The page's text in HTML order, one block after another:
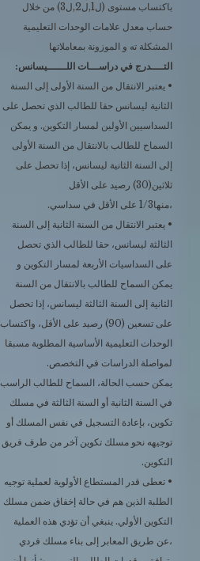
باكتساب مستوى (ل1,ل2,ل3) من خلال
حساب معدل علامات الوحدات التعليمية
المشكلة ته و الموزونة بمعاملاتها
التــــدرج في دراســـات اللــــــيسانس:
• يعتبر الانتقال من السنة الأولى إلى السنة
الثانية ليسانس حقا للطالب الذي تحصل على
السداسيين الأولين لمسار التكوين. و يمكن
السماح للطالب بالانتقال من السنة الأولى
إلى السنة الثانية ليسانس، إذا تحصل على
ثلاثين(30) رصيد على الأقل
،منها1/3 على الأقل في سداسي.
• يعتبر الانتقال من السنة الثانية إلى السنة
الثالثة ليسانس، حقا للطالب الذي تحصل
على السداسيات الأربعة لمسار التكوين و
يمكن السماح للطالب بالانتقال من السنة
الثانية إلى السنة الثالثة ليسانس، إذا تحصل
على تسعين (90) رصيد على الأقل، واكتساب
الوحدات التعليمية الأساسية المطلوبة مسبقا
لمواصلة الدراسات في التخصص.
يمكن حسب الحالة، السماح للطالب الراسب
في السنة الثانية أو السنة الثالثة في مسلك
تكوين، بإعادة التسجيل في نفس المسلك أو
توجيهه نحو مسلك تكوين آخر من طرف فريق
التكوين.
• تعطى قدر المستطاع الأولوية لعملية توجيه
الطلبة الذين هم في حالة إخفاق ضمن مسلك
التكوين الأولي. ينبغي أن تؤدي هذه العملية
،عن طريق المعابر إلى بناء مسلك فردي